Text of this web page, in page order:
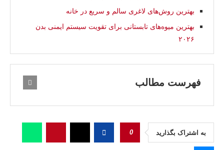
بهترین روش‌های لاغری سالم و سریع در خانه
بهترین میوه‌های تابستانی برای تقویت سیستم ایمنی بدن
۲۰۲۶
فهرست مطالب
به اشتراک بگذارید 0